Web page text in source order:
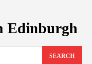
Edinburgh
SEARCH